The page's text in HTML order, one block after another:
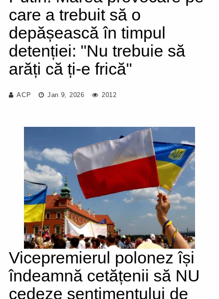
care a trebuit să o
depășească în timpul
detenției: "Nu trebuie să
arăți că ți-e frică"
ACP Jan 9, 2026 2012
Vicepremierul polonez își
îndeamnă cetățenii să NU
cedeze sentimentului de